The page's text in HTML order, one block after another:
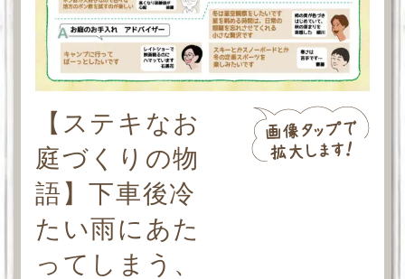
【ステキなお
庭づくりの物
語】下車後冷
たい雨にあた
ってしまう、